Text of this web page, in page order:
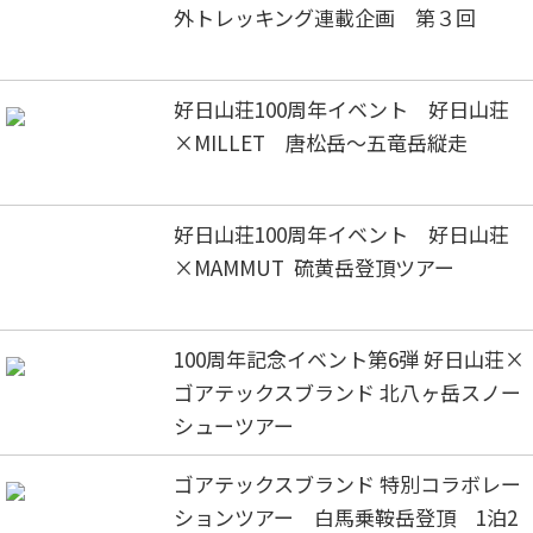
外トレッキング連載企画 第３回
好日山荘100周年イベント 好日山荘
×MILLET 唐松岳～五竜岳縦走
好日山荘100周年イベント 好日山荘
×MAMMUT 硫黄岳登頂ツアー
100周年記念イベント第6弾 好日山荘×
ゴアテックスブランド 北八ヶ岳スノー
シューツアー
ゴアテックスブランド 特別コラボレー
ションツアー 白馬乗鞍岳登頂 1泊2